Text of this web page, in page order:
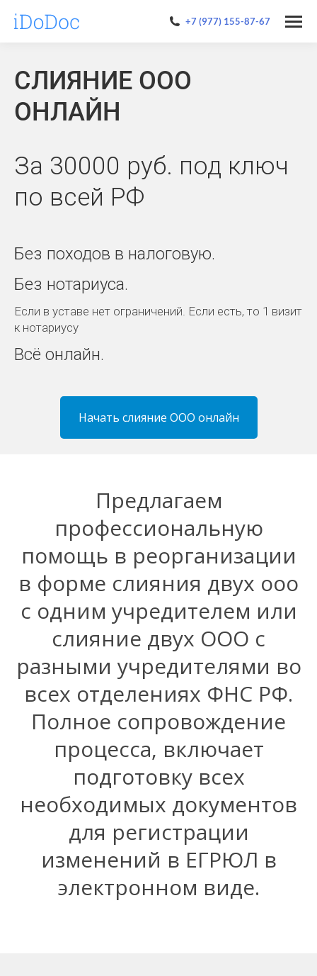
+7 (977) 155-87-67
СЛИЯНИЕ ООО
ОНЛАЙН
За 30000 руб. под ключ
по всей РФ
Без походов в налоговую.
Без нотариуса.
Если в уставе нет ограничений. Если есть, то 1 визит
к нотариусу
Всё онлайн.
Начать слияние ООО онлайн
Предлагаем
профессиональную
помощь в реорганизации
в форме слияния двух ооо
с одним учредителем или
слияние двух ООО с
разными учредителями во
всех отделениях ФНС РФ.
Полное сопровождение
процесса, включает
подготовку всех
необходимых документов
для регистрации
изменений в ЕГРЮЛ в
электронном виде.